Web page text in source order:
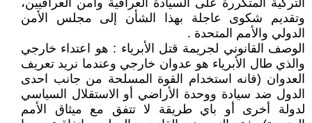
التركية المتكررة على السيادة العراقية وأمن العراقيين،
وتقديم شكوى عاجلة بهذا الشأن إلى مجلس الأمن
الدولي والأمم المتحدة .
الوصف القانوني لجريمة قتل الأبرياء : هو اعتداء خارجي
والذي طال الأبرياء هو عدوان خارجي وعندما نريد تعريف
العدوان (فانه استخدام القوة المسلحة من جانب احدى
الدول ضد سيادة ووحدة الأراضي أو الاستقلال السياسي
لدولة أخرى أو باي طريقة لا تتفق مع ميثاق الأمم